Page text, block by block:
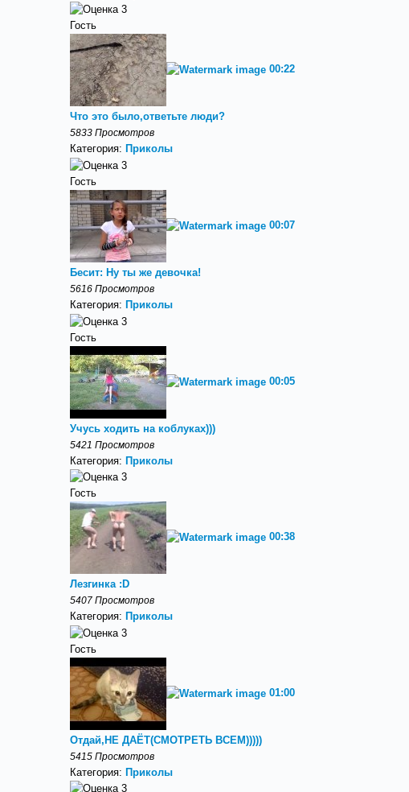
Гость
00:22
Что это было,ответьте люди?
5833 Просмотров
Категория: Приколы
Гость
00:07
Бесит: Ну ты же девочка!
5616 Просмотров
Категория: Приколы
Гость
00:05
Учусь ходить на коблуках)))
5421 Просмотров
Категория: Приколы
Гость
00:38
Лeзгинка :D
5407 Просмотров
Категория: Приколы
Гость
01:00
Отдай,НЕ ДАЁТ(СМОТРЕТЬ ВСЕМ)))))
5415 Просмотров
Категория: Приколы